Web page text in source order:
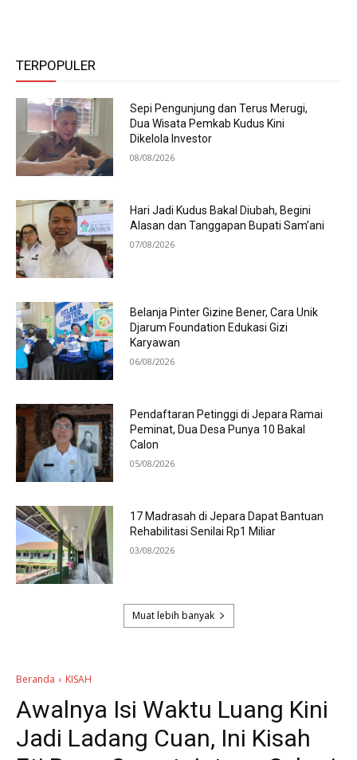
TERPOPULER
Sepi Pengunjung dan Terus Merugi,
Dua Wisata Pemkab Kudus Kini
Dikelola Investor
08/08/2026
Hari Jadi Kudus Bakal Diubah, Begini
Alasan dan Tanggapan Bupati Sam’ani
07/08/2026
Belanja Pinter Gizine Bener, Cara Unik
Djarum Foundation Edukasi Gizi
Karyawan
06/08/2026
Pendaftaran Petinggi di Jepara Ramai
Peminat, Dua Desa Punya 10 Bakal
Calon
05/08/2026
17 Madrasah di Jepara Dapat Bantuan
Rehabilitasi Senilai Rp1 Miliar
03/08/2026
Muat lebih banyak